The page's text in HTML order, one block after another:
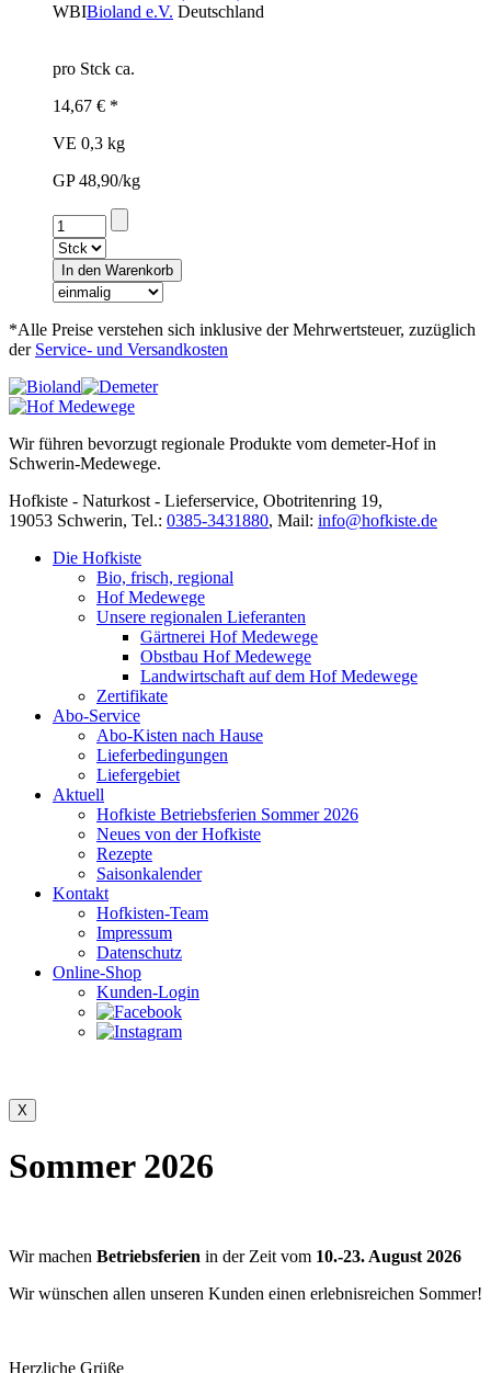
WBIBioland e.V. Deutschland
pro Stck ca.
14,67 € *
VE 0,3 kg
GP 48,90/kg
*Alle Preise verstehen sich inklusive der Mehrwertsteuer, zuzüglich
der Service- und Versandkosten
Wir führen bevorzugt regionale Produkte vom demeter-Hof in
Schwerin-Medewege.
Hofkiste - Naturkost - Lieferservice, Obotritenring 19,
19053 Schwerin, Tel.: 0385-3431880, Mail: info@hofkiste.de
Die Hofkiste
Bio, frisch, regional
Hof Medewege
Unsere regionalen Lieferanten
Gärtnerei Hof Medewege
Obstbau Hof Medewege
Landwirtschaft auf dem Hof Medewege
Zertifikate
Abo-Service
Abo-Kisten nach Hause
Lieferbedingungen
Liefergebiet
Aktuell
Hofkiste Betriebsferien Sommer 2026
Neues von der Hofkiste
Rezepte
Saisonkalender
Kontakt
Hofkisten-Team
Impressum
Datenschutz
Online-Shop
Kunden-Login
Sommer 2026
Wir machen Betriebsferien in der Zeit vom 10.-23. August 2026
Wir wünschen allen unseren Kunden einen erlebnisreichen Sommer!
Herzliche Grüße